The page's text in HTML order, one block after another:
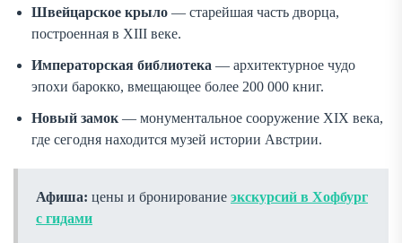
Швейцарское крыло — старейшая часть дворца,
построенная в XIII веке.
Императорская библиотека — архитектурное чудо
эпохи барокко, вмещающее более 200 000 книг.
Новый замок — монументальное сооружение XIX века,
где сегодня находится музей истории Австрии.
Афиша: цены и бронирование экскурсий в Хофбург
с гидами